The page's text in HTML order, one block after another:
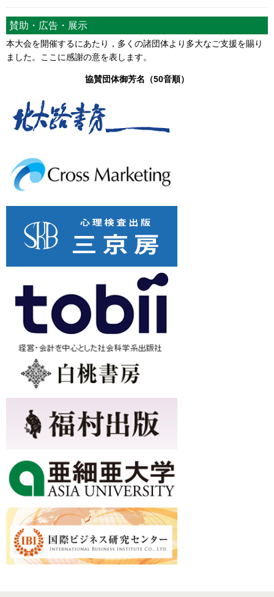
賛助・広告・展示
本大会を開催するにあたり，多くの諸団体より多大なご支援を賜り
ました。ここに感謝の意を表します。
協賛団体御芳名（50音順）